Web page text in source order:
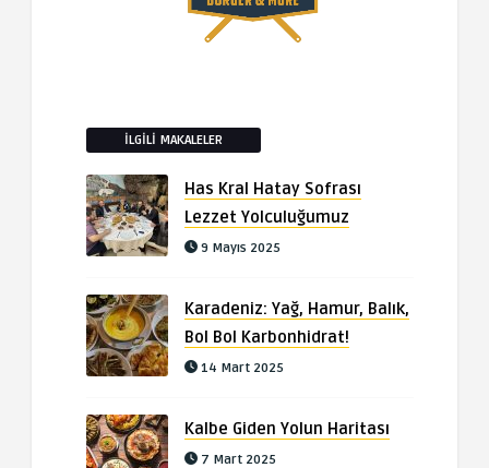
İLGILI MAKALELER
Has Kral Hatay Sofrası
Lezzet Yolculuğumuz
9 Mayıs 2025
Karadeniz: Yağ, Hamur, Balık,
Bol Bol Karbonhidrat!
14 Mart 2025
Kalbe Giden Yolun Haritası
7 Mart 2025